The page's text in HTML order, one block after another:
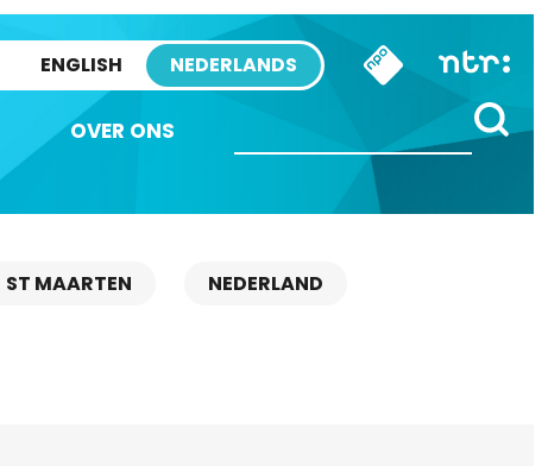
ENGLISH NEDERLANDS
OVER ONS
ST MAARTEN NEDERLAND